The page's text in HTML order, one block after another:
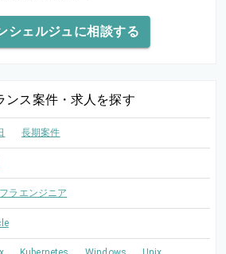
シェルジュに相談する
ンス案件・求人を探す
長期案件
ラエンジニア